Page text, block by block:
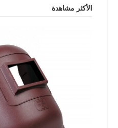
الأكثر مشاهدة